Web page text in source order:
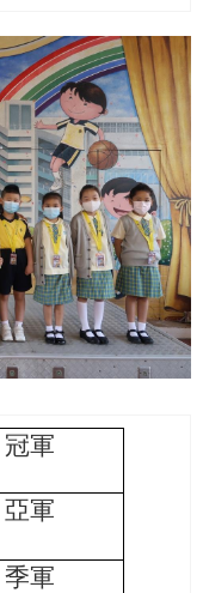
冠軍
亞軍
季軍